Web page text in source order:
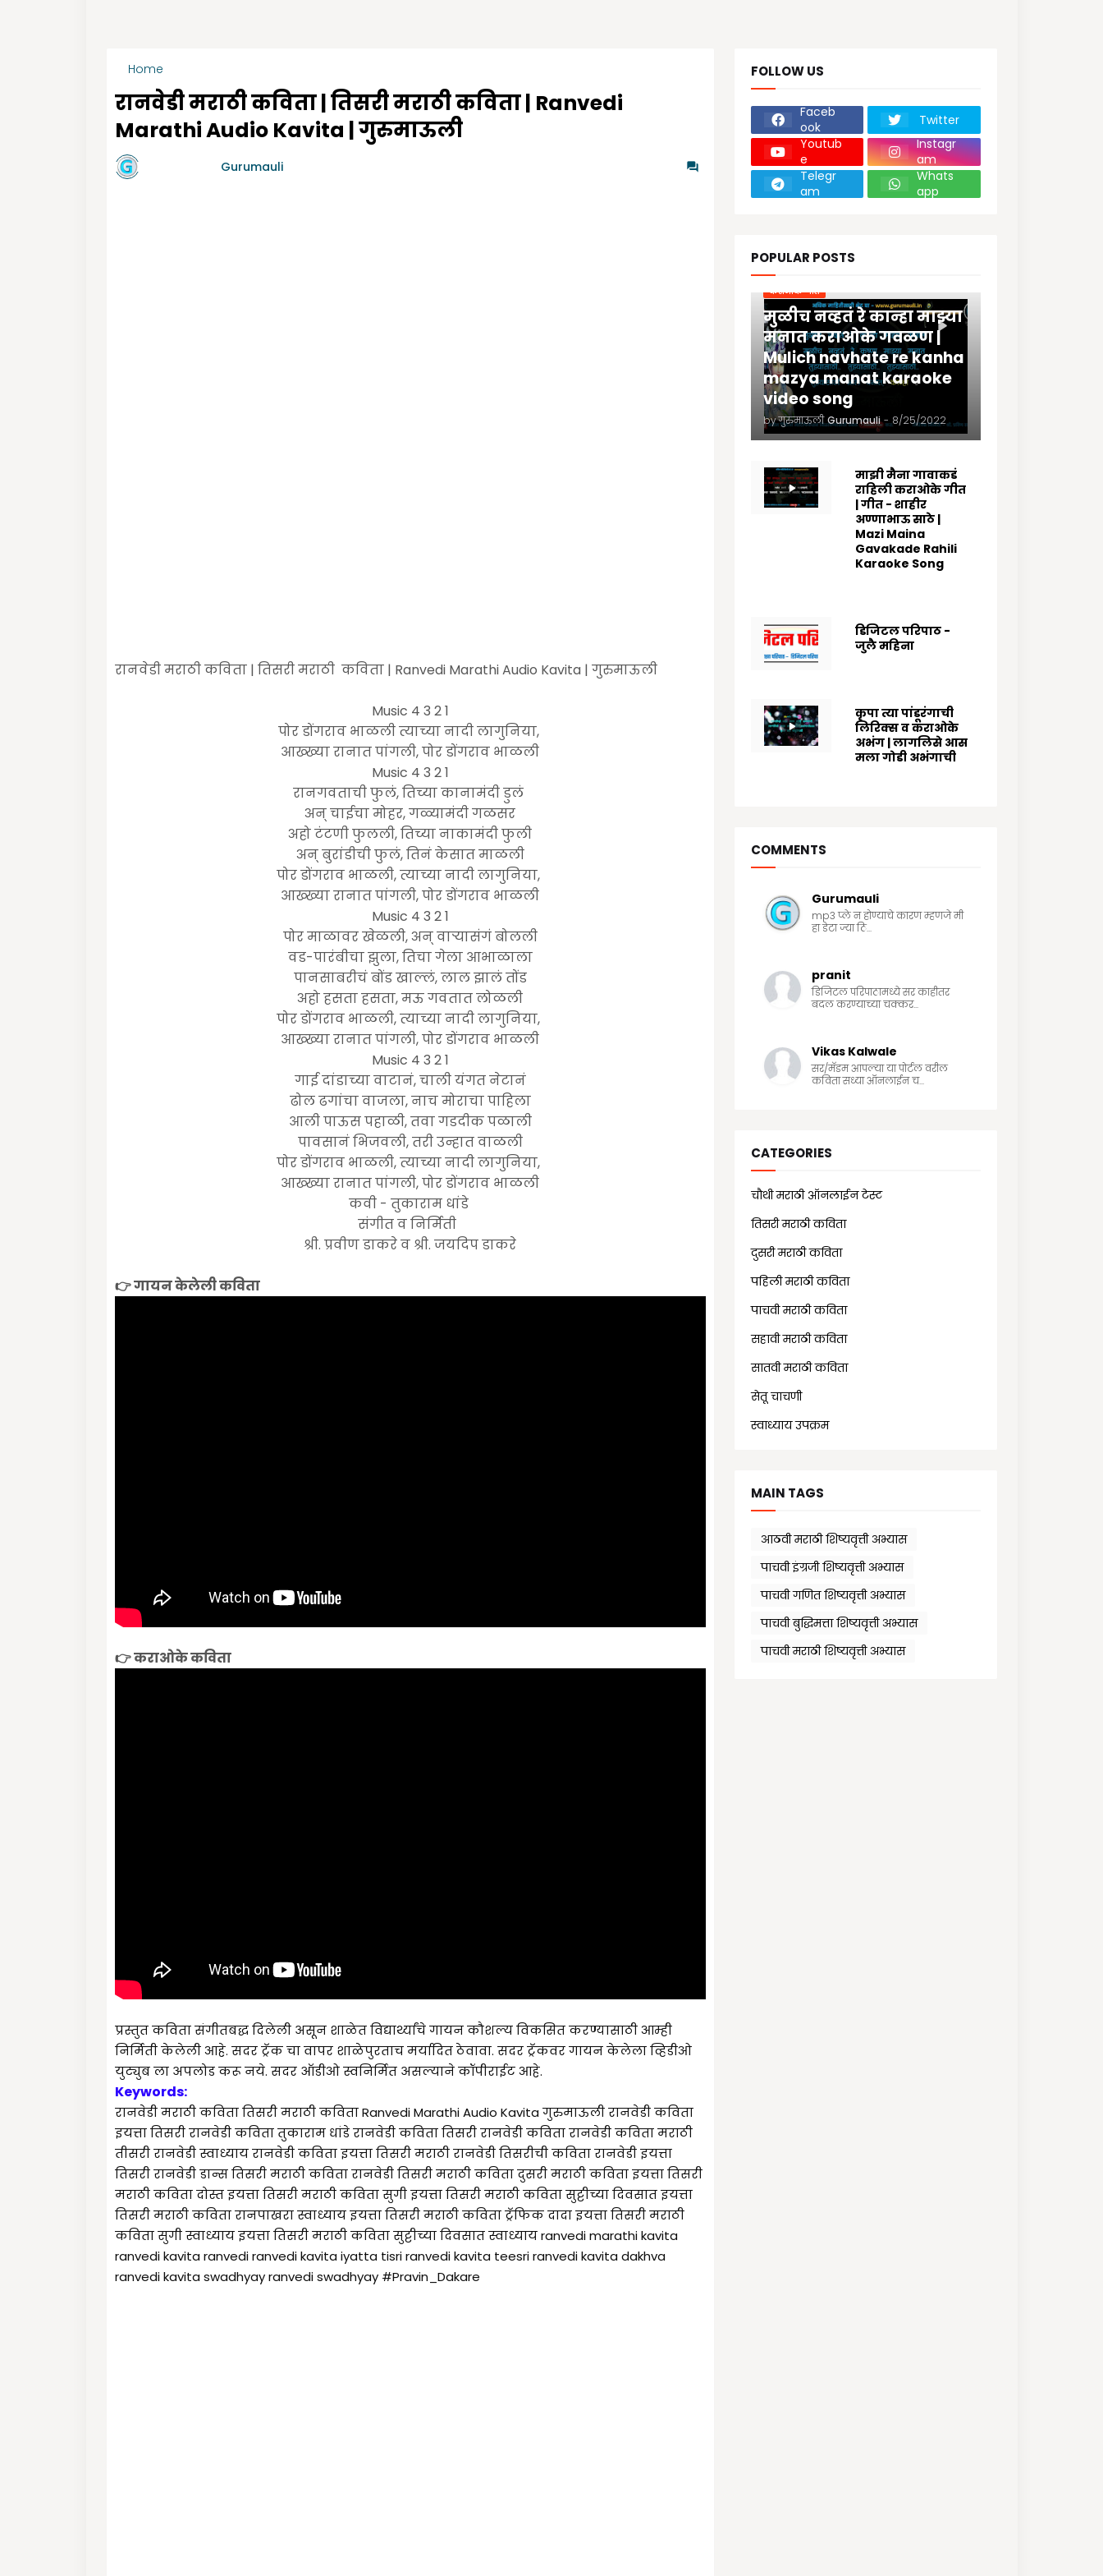
Home
रानवेडी मराठी कविता | तिसरी मराठी कविता | Ranvedi
Marathi Audio Kavita | गुरुमाऊली
Gurumauli
रानवेडी मराठी कविता | तिसरी मराठी कविता | Ranvedi Marathi Audio Kavita | गुरुमाऊली
Music 4 3 2 1
पोर डोंगराव भाळली त्याच्या नादी लागुनिया,
आख्ख्या रानात पांगली, पोर डोंगराव भाळली
Music 4 3 2 1
रानगवताची फुलं, तिच्या कानामंदी डुलं
अन् चाईचा मोहर, गळ्यामंदी गळसर
अहो टंटणी फुलली, तिच्या नाकामंदी फुली
अन् बुरांडीची फुलं, तिनं केसात माळली
पोर डोंगराव भाळली, त्याच्या नादी लागुनिया,
आख्ख्या रानात पांगली, पोर डोंगराव भाळली
Music 4 3 2 1
पोर माळावर खेळली, अन् वाऱ्यासंगं बोलली
वड-पारंबीचा झुला, तिचा गेला आभाळाला
पानसाबरीचं बोंड खाल्लं, लाल झालं तोंड
अहो हसता हसता, मऊ गवतात लोळली
पोर डोंगराव भाळली, त्याच्या नादी लागुनिया,
आख्ख्या रानात पांगली, पोर डोंगराव भाळली
Music 4 3 2 1
गाई दांडाच्या वाटानं, चाली यंगत नेटानं
ढोल ढगांचा वाजला, नाच मोराचा पाहिला
आली पाऊस पहाळी, तवा गडदीक पळाली
पावसानं भिजवली, तरी उन्हात वाळली
पोर डोंगराव भाळली, त्याच्या नादी लागुनिया,
आख्ख्या रानात पांगली, पोर डोंगराव भाळली
कवी - तुकाराम धांडे
संगीत व निर्मिती
श्री. प्रवीण डाकरे व श्री. जयदिप डाकरे
👉 गायन केलेली कविता
👉 कराओके कविता
प्रस्तुत कविता संगीतबद्ध दिलेली असून शाळेत विद्यार्थ्यांचे गायन कौशल्य विकसित करण्यासाठी आम्ही
निर्मिती केलेली आहे. सदर ट्रॅक चा वापर शाळेपुरताच मर्यादित ठेवावा. सदर ट्रॅकवर गायन केलेला व्हिडीओ
युट्युब ला अपलोड करू नये. सदर ऑडीओ स्वनिर्मित असल्याने कॉपीराईट आहे.
Keywords:
रानवेडी मराठी कविता तिसरी मराठी कविता Ranvedi Marathi Audio Kavita गुरुमाऊली रानवेडी कविता
इयत्ता तिसरी रानवेडी कविता तुकाराम धांडे रानवेडी कविता तिसरी रानवेडी कविता रानवेडी कविता मराठी
तीसरी रानवेडी स्वाध्याय रानवेडी कविता इयत्ता तिसरी मराठी रानवेडी तिसरीची कविता रानवेडी इयत्ता
तिसरी रानवेडी डान्स तिसरी मराठी कविता रानवेडी तिसरी मराठी कविता दुसरी मराठी कविता इयत्ता तिसरी
मराठी कविता दोस्त इयत्ता तिसरी मराठी कविता सुगी इयत्ता तिसरी मराठी कविता सुट्टीच्या दिवसात इयत्ता
तिसरी मराठी कविता रानपाखरा स्वाध्याय इयत्ता तिसरी मराठी कविता ट्रॅफिक दादा इयत्ता तिसरी मराठी
कविता सुगी स्वाध्याय इयत्ता तिसरी मराठी कविता सुट्टीच्या दिवसात स्वाध्याय ranvedi marathi kavita
ranvedi kavita ranvedi ranvedi kavita iyatta tisri ranvedi kavita teesri ranvedi kavita dakhva
ranvedi kavita swadhyay ranvedi swadhyay #Pravin_Dakare
FOLLOW US
Faceb
ook
Twitter
Youtub
e
Instagr
am
Telegr
am
Whats
app
POPULAR POSTS
कराओके गीते
मुळीच नव्हतं रे कान्हा माझ्या
मनात कराओके गवळण |
Mulich navhate re kanha
mazya manat karaoke
video song
by गुरुमाऊली Gurumauli - 8/25/2022
माझी मैना गावाकडं
राहिली कराओके गीत
| गीत - शाहीर
अण्णाभाऊ साठे |
Mazi Maina
Gavakade Rahili
Karaoke Song
डिजिटल परिपाठ -
जुलै महिना
कृपा त्या पांडूरंगाची
लिरिक्स व कराओके
अभंग | लागलिसे आस
मला गोडी अभंगाची
COMMENTS
Gurumauli
mp3 प्ले न होण्याचे कारण म्हणजे मी
हा डेटा ज्या ठि...
pranit
डिजिटल परिपाठामध्ये सर काहीतर
बदल करण्याच्या चक्कर...
Vikas Kalwale
सर/मॅडम आपल्या या पोर्टल वरील
कविता सध्या ऑनलाईन च...
CATEGORIES
चौथी मराठी ऑनलाईन टेस्ट
तिसरी मराठी कविता
दुसरी मराठी कविता
पहिली मराठी कविता
पाचवी मराठी कविता
सहावी मराठी कविता
सातवी मराठी कविता
सेतू चाचणी
स्वाध्याय उपक्रम
MAIN TAGS
आठवी मराठी शिष्यवृत्ती अभ्यास
पाचवी इंग्रजी शिष्यवृत्ती अभ्यास
पाचवी गणित शिष्यवृत्ती अभ्यास
पाचवी बुद्धिमत्ता शिष्यवृत्ती अभ्यास
पाचवी मराठी शिष्यवृत्ती अभ्यास